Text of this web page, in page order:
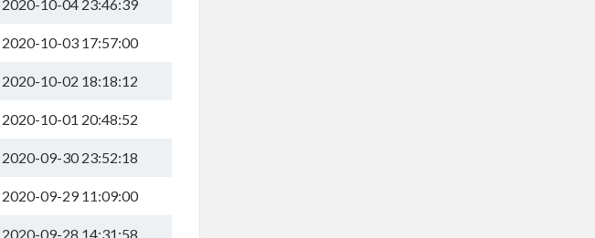
2020-10-04 23:46:39
2020-10-03 17:57:00
2020-10-02 18:18:12
2020-10-01 20:48:52
2020-09-30 23:52:18
2020-09-29 11:09:00
2020-09-28 14:31:58